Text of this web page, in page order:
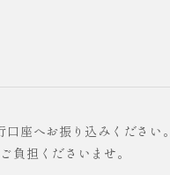
座へお振り込みください。
負担くださいませ。